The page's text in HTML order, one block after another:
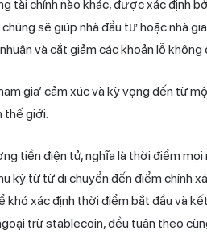
chính nào khác, được xác định
sẽ giúp nhà đầu tư hoặc nhà
và cắt giảm các khoản lỗ không
gia’ cảm xúc và kỳ vọng đến từ
thế giới.
tiền điện tử, nghĩa là thời điểm
kỳ từ từ di chuyển đến điểm chính
xác định thời điểm bắt đầu và
trừ stablecoin, đều tuân theo